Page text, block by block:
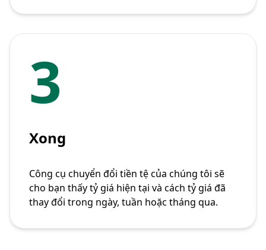
3
Xong
Công cụ chuyển đổi tiền tệ của chúng tôi sẽ
cho bạn thấy tỷ giá hiện tại và cách tỷ giá đã
thay đổi trong ngày, tuần hoặc tháng qua.